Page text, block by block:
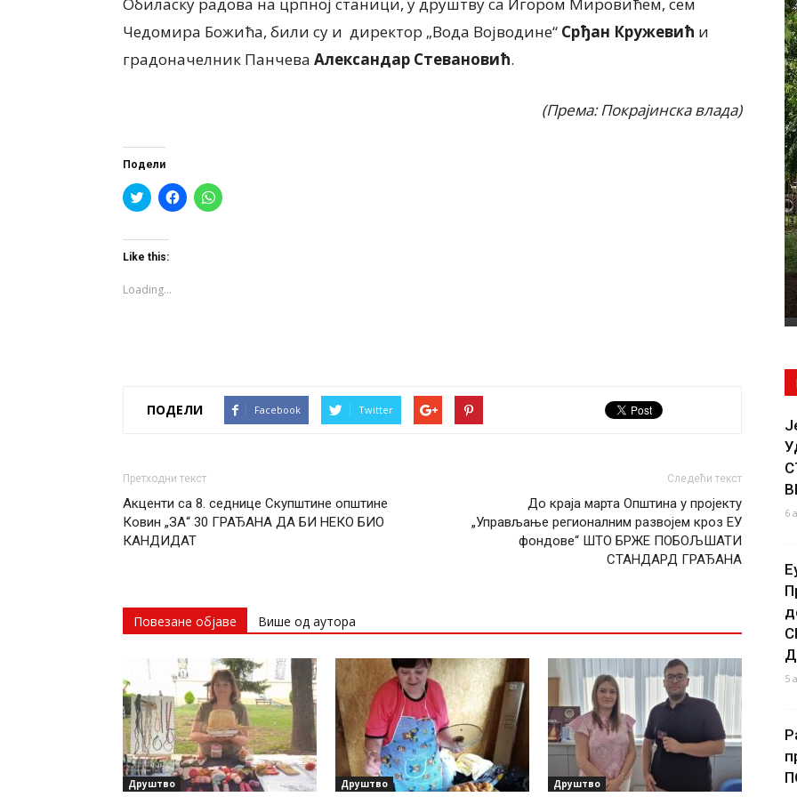
Чедомира Божића, били су и директор „Вода Војводине“ Срђан Кружевић и
градоначелник Панчева Александар Стевановић.
(Према: Покрајинска влада)
Подели
Click
to
Twitter
(Opens
in
window)
Click
to
Click
to
Like this:
Loading...
ПОДЕЛИ Facebook Twitter
Претходни текст
Акценти са 8. седнице Скупштине општине
Ковин „ЗА“ 30 ГРАЂАНА ДА БИ НЕКО БИО
КАНДИДАТ
Следећи текст
До краја марта Општина у пројекту
„Управљање регионалним развојем кроз ЕУ
фондове“ ШТО БРЖЕ ПОБОЉШАТИ
СТАНДАРД ГРАЂАНА
Повезане објаве Више од аутора
Друштво Друштво Друштво
6
5